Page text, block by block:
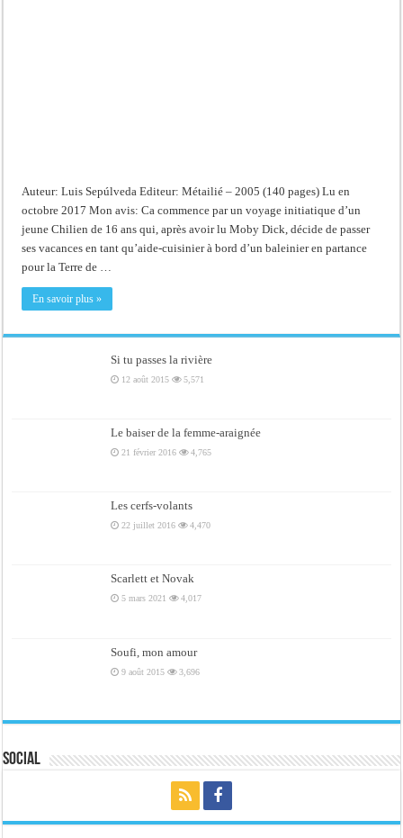
Auteur: Luis Sepúlveda Editeur: Métailié – 2005 (140 pages) Lu en
octobre 2017 Mon avis: Ca commence par un voyage initiatique d’un
jeune Chilien de 16 ans qui, après avoir lu Moby Dick, décide de passer
ses vacances en tant qu’aide-cuisinier à bord d’un baleinier en partance
pour la Terre de …
En savoir plus »
Si tu passes la rivière
12 août 2015 5,571
Le baiser de la femme-araignée
21 février 2016 4,765
Les cerfs-volants
22 juillet 2016 4,470
Scarlett et Novak
5 mars 2021 4,017
Soufi, mon amour
9 août 2015 3,696
Social